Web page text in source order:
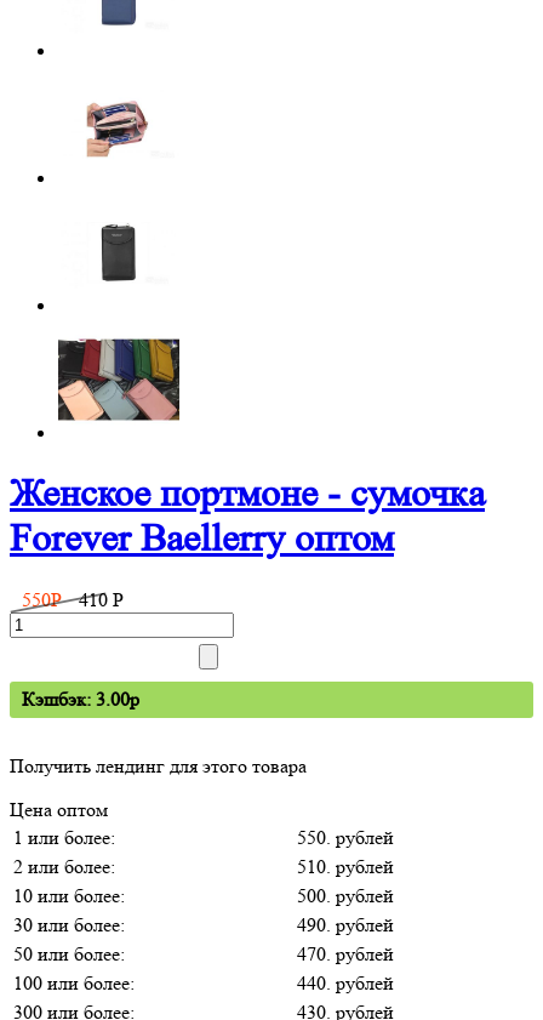
Женское портмоне - сумочка
Forever Baellerry оптом
550P 410 P
Кэшбэк: 3.00p
Получить лендинг для этого товара
Цена оптом
1 или более:
550. рублей
2 или более:
510. рублей
10 или более:
500. рублей
30 или более:
490. рублей
50 или более:
470. рублей
100 или более:
440. рублей
300 или более:
430. рублей